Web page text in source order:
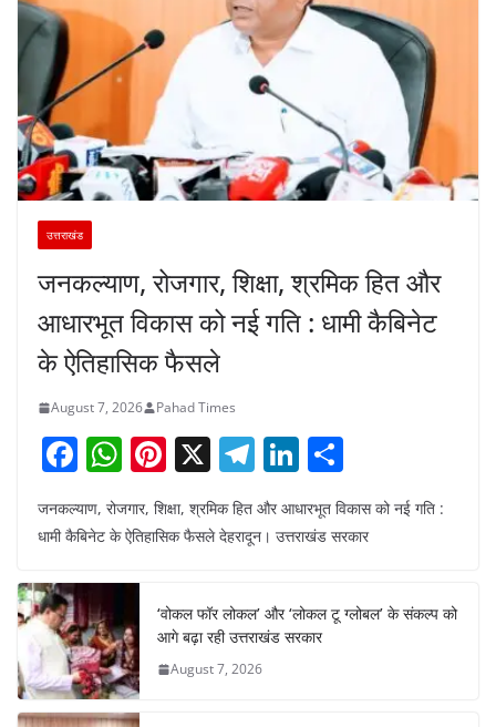
उत्तराखंड
जनकल्याण, रोजगार, शिक्षा, श्रमिक हित और
आधारभूत विकास को नई गति : धामी कैबिनेट
के ऐतिहासिक फैसले
August 7, 2026 Pahad Times
F
c
b
o
o
k
W
at
s
A
p
p
Pi
er
st
X T
el
e
a
m
Li
k
dI
n
h
ar
जनकल्याण, रोजगार, शिक्षा, श्रमिक हित और आधारभूत विकास को नई गति :
धामी कैबिनेट के ऐतिहासिक फैसले देहरादून। उत्तराखंड सरकार
‘वोकल फॉर लोकल’ और ‘लोकल टू ग्लोबल’ के संकल्प को
आगे बढ़ा रही उत्तराखंड सरकार
August 7, 2026